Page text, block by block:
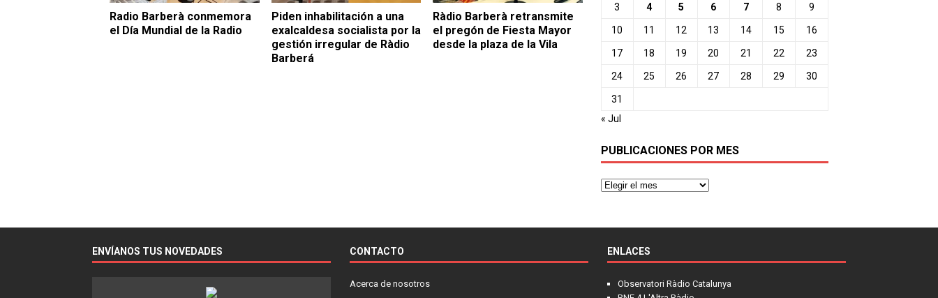
Radio Barberà conmemora
el Día Mundial de la Radio
Piden inhabilitación a una
exalcaldesa socialista por la
gestión irregular de Ràdio
Barberá
Ràdio Barberà retransmite
el pregón de Fiesta Mayor
desde la plaza de la Vila
3 4 5 6 7 8 9
10 11 12 13 14 15 16
17 18 19 20 21 22 23
24 25 26 27 28 29 30
31
« Jul
PUBLICACIONES POR MES
ENVÍANOS TUS NOVEDADES CONTACTO
Acerca de nosotros
ENLACES
Observatori Ràdio Catalunya